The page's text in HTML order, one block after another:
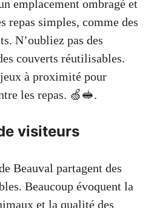
emplacement ombragé et
repas simples, comme des
N’oubliez pas des
couverts réutilisables.
à proximité pour
les repas. 🍏🥪.
visiteurs
Beauval partagent des
Beaucoup évoquent la
et la qualité des